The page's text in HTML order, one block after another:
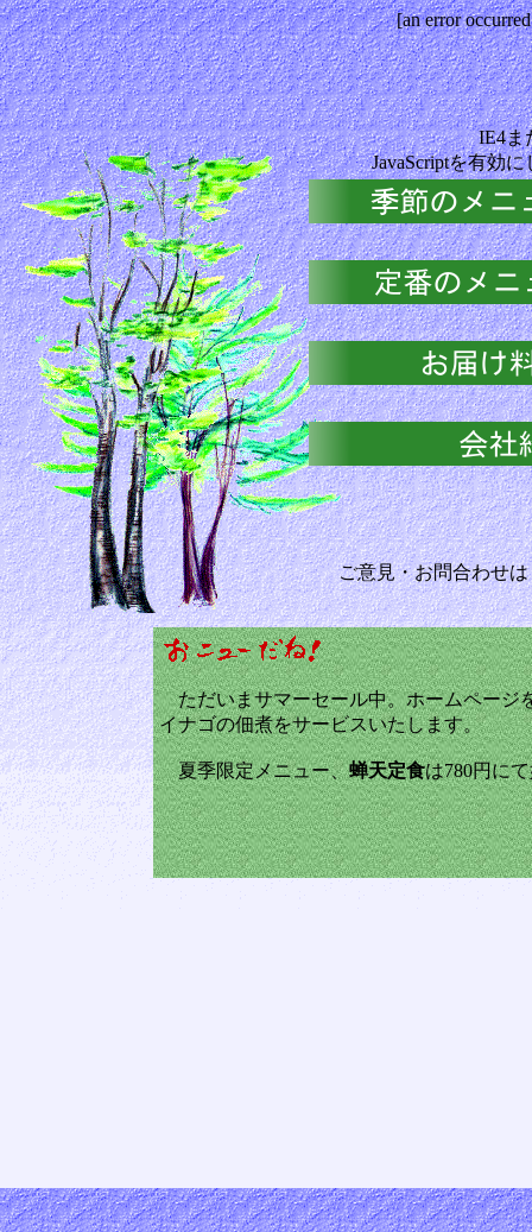
[an error
IE4ま
JavaScriptを有効
ご意見・お問合わせは
ただいまサマーセール中。ホームページ
イナゴの佃煮をサービスいたします。
夏季限定メニュー、蝉天定食は780円に